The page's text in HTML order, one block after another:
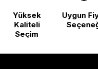
Yüksek
Kaliteli
Seçim
Uygun